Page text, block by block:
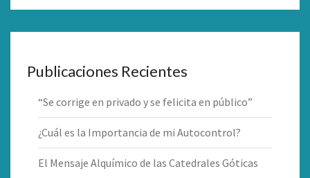
Publicaciones Recientes
“Se corrige en privado y se felicita en público”
¿Cuál es la Importancia de mi Autocontrol?
El Mensaje Alquímico de las Catedrales Góticas